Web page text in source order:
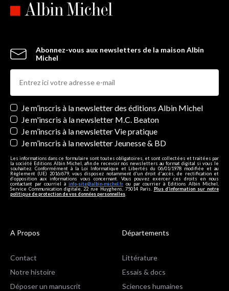
Abonnez-vous aux newsletters de la maison Albin
Michel
Newsletters
Je m’inscris à la newsletter des éditions Albin Michel
Je m'inscris à la newsletter M.C. Beaton
Je m’inscris à la newsletter Vie pratique
Je m’inscris à la newsletter Jeunesse & BD
Les informations dans ce formulaire sont toutes obligatoires, et sont collectées et traitées par
la société Editions Albin Michel, afin de recevoir nos newsletters au format digital si vous le
souhaitez. Conformément à la Loi Informatique et Libertés du 06/01/1978 modifiée et au
Règlement (UE) 2016/679, vous disposez notamment d'un droit d'accès, de rectification et
d’opposition aux informations vous concernant. Vous pouvez exercer ces droits en nous
contactant par courriel à info-site@albin-michel.fr ou par courrier à Editions Albin Michel,
Service Communication digitale, 22 rue Huyghens, 75014 Paris. Plus d’information sur notre
politique de protection de vos données personnelles
A Propos
Contact
Notre histoire
Déposer un manuscrit
Départements
Littérature
Essais & docs
Sciences humaines